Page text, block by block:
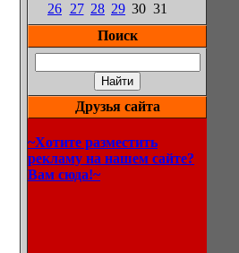
26 27 28 29 30 31
Поиск
Друзья сайта
~Хотите разместить
рекламу на нашем сайте?
Вам сюда!~